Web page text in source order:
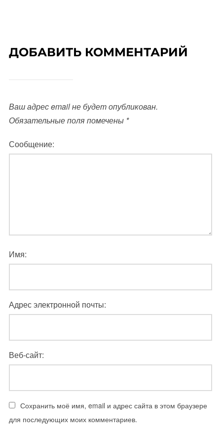
ДОБАВИТЬ КОММЕНТАРИЙ
Ваш адрес email не будет опубликован.
Обязательные поля помечены *
Сообщение:
Имя:
Адрес электронной почты:
Веб-сайт:
Сохранить моё имя, email и адрес сайта в этом браузере
для последующих моих комментариев.